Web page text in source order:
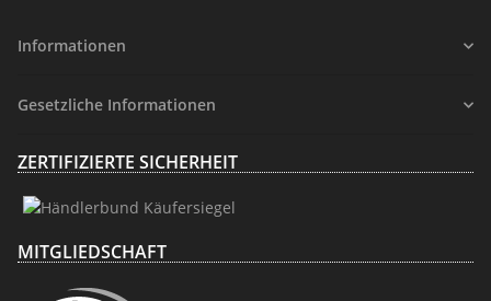
Informationen
Gesetzliche Informationen
ZERTIFIZIERTE SICHERHEIT
MITGLIEDSCHAFT